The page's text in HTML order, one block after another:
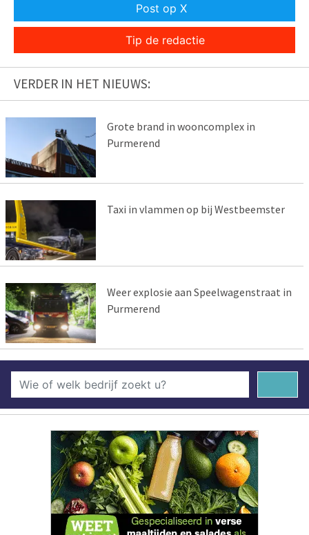
Post op X
Tip de redactie
VERDER IN HET NIEUWS:
Grote brand in wooncomplex in
Purmerend
Taxi in vlammen op bij Westbeemster
Weer explosie aan Speelwagenstraat in
Purmerend